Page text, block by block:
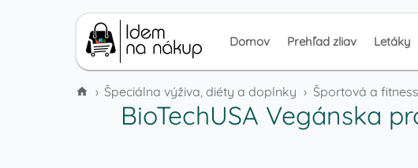
Domov Prehľad zliav Letáky
› Špeciálna výživa, diéty a doplnky stravy
› Športová a
BioTechUSA Vegánska